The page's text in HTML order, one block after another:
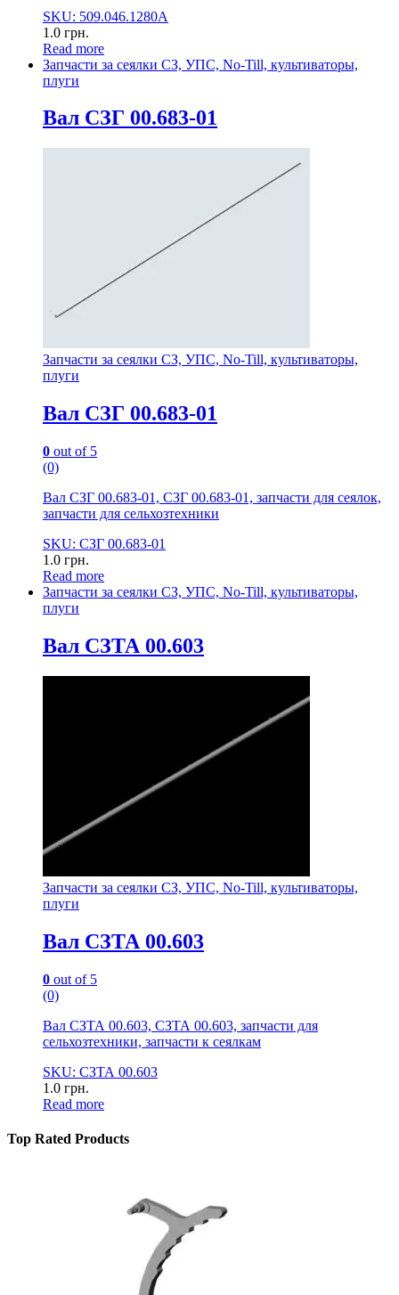
SKU: 509.046.1280А
1.0 грн.
Read more
Запчасти за сеялки СЗ, УПС, No-Till, культиваторы,
плуги
Вал СЗГ 00.683-01
Запчасти за сеялки СЗ, УПС, No-Till, культиваторы,
плуги
Вал СЗГ 00.683-01
0 out of 5
(0)
Вал СЗГ 00.683-01, СЗГ 00.683-01, запчасти для сеялок,
запчасти для сельхозтехники
SKU: СЗГ 00.683-01
1.0 грн.
Read more
Запчасти за сеялки СЗ, УПС, No-Till, культиваторы,
плуги
Вал СЗТА 00.603
Запчасти за сеялки СЗ, УПС, No-Till, культиваторы,
плуги
Вал СЗТА 00.603
0 out of 5
(0)
Вал СЗТА 00.603, СЗТА 00.603, запчасти для
сельхозтехники, запчасти к сеялкам
SKU: СЗТА 00.603
1.0 грн.
Read more
Top Rated Products